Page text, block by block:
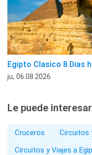
Egipto Clasico 8 Dias
ju, 06.08.2026
Le puede interesar
Cruceros
Circuitos
Circuitos y Viajes a